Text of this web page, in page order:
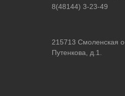
8(48144) 3-23-49
215713 Смоленская
Путенкова, д.1.